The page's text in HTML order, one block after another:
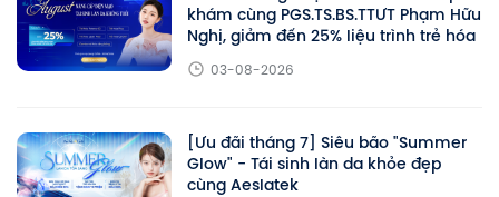
khám cùng PGS.TS.BS.TTƯT Phạm Hữu
Nghị, giảm đến 25% liệu trình trẻ hóa
03-08-2026
[Ưu đãi tháng 7] Siêu bão "Summer
Glow" - Tái sinh làn da khỏe đẹp
cùng Aeslatek